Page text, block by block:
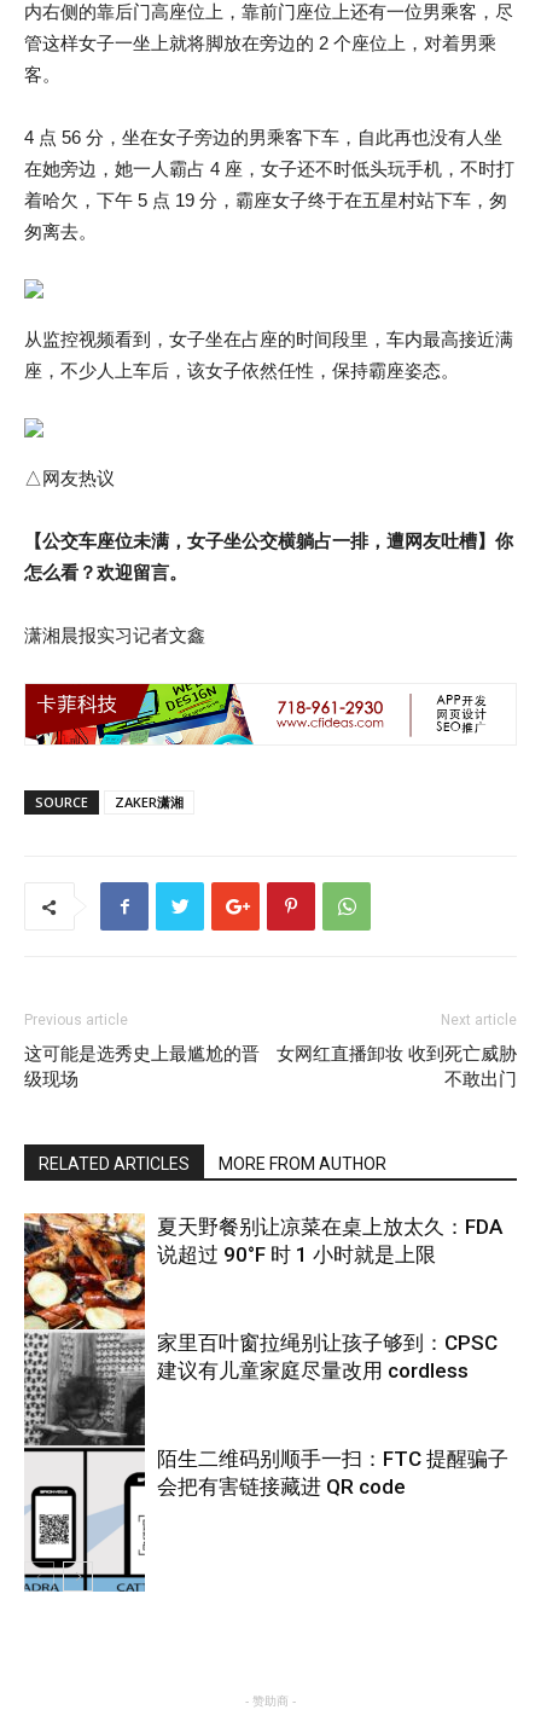
内右侧的靠后门高座位上，靠前门座位上还有一位男乘客，尽
管这样女子一坐上就将脚放在旁边的 2 个座位上，对着男乘
客。
4 点 56 分，坐在女子旁边的男乘客下车，自此再也没有人坐
在她旁边，她一人霸占 4 座，女子还不时低头玩手机，不时打
着哈欠，下午 5 点 19 分，霸座女子终于在五星村站下车，匆
匆离去。
从监控视频看到，女子坐在占座的时间段里，车内最高接近满
座，不少人上车后，该女子依然任性，保持霸座姿态。
△网友热议
【公交车座位未满，女子坐公交横躺占一排，遭网友吐槽】你
怎么看？欢迎留言。
潇湘晨报实习记者文鑫
SOURCE ZAKER潇湘
Previous article
这可能是选秀史上最尴尬的晋
级现场
Next article
女网红直播卸妆 收到死亡威胁
不敢出门
RELATED ARTICLES MORE FROM AUTHOR
热点
夏天野餐别让凉菜在桌上放太久：FDA
说超过 90°F 时 1 小时就是上限
热点
家里百叶窗拉绳别让孩子够到：CPSC
建议有儿童家庭尽量改用 cordless
陌生二维码别顺手一扫：FTC 提醒骗子
会把有害链接藏进 QR code
- 赞助商 -